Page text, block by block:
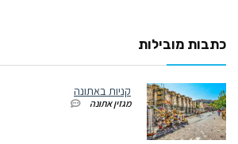
כתבות מובילות
קניות באתונה
מגזין אתונה